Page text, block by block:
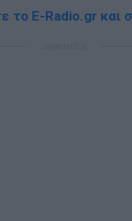
το E-Radio.gr και